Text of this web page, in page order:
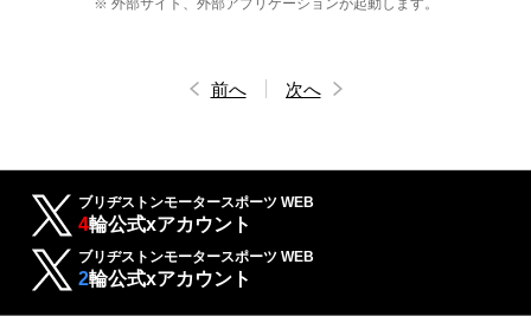
※ 外部サイト、外部アプリケーションが起動します。
前へ 次へ
ブリヂストンモータースポーツ WEB
4輪公式xアカウント
ブリヂストンモータースポーツ WEB
2輪公式xアカウント